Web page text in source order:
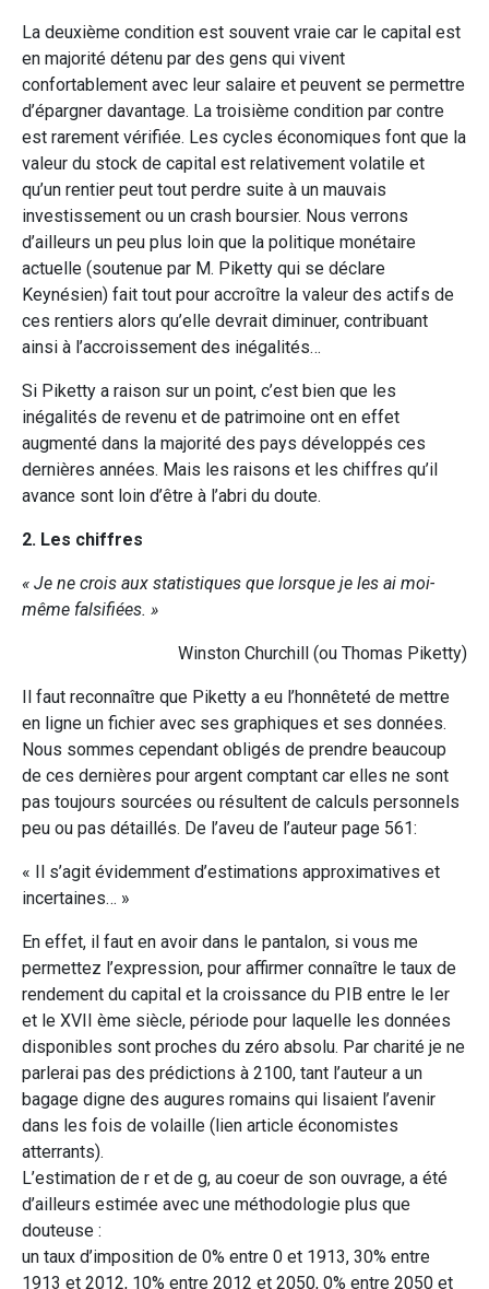
La deuxième condition est souvent vraie car le capital est
en majorité détenu par des gens qui vivent
confortablement avec leur salaire et peuvent se permettre
d’épargner davantage. La troisième condition par contre
est rarement vérifiée. Les cycles économiques font que la
valeur du stock de capital est relativement volatile et
qu’un rentier peut tout perdre suite à un mauvais
investissement ou un crash boursier. Nous verrons
d’ailleurs un peu plus loin que la politique monétaire
actuelle (soutenue par M. Piketty qui se déclare
Keynésien) fait tout pour accroître la valeur des actifs de
ces rentiers alors qu’elle devrait diminuer, contribuant
ainsi à l’accroissement des inégalités…
Si Piketty a raison sur un point, c’est bien que les
inégalités de revenu et de patrimoine ont en effet
augmenté dans la majorité des pays développés ces
dernières années. Mais les raisons et les chiffres qu’il
avance sont loin d’être à l’abri du doute.
2. Les chiffres
« Je ne crois aux statistiques que lorsque je les ai moi-
même falsifiées. »
Winston Churchill (ou Thomas Piketty)
Il faut reconnaître que Piketty a eu l’honnêteté de mettre
en ligne un fichier avec ses graphiques et ses données.
Nous sommes cependant obligés de prendre beaucoup
de ces dernières pour argent comptant car elles ne sont
pas toujours sourcées ou résultent de calculs personnels
peu ou pas détaillés. De l’aveu de l’auteur page 561:
« Il s’agit évidemment d’estimations approximatives et
incertaines… »
En effet, il faut en avoir dans le pantalon, si vous me
permettez l’expression, pour affirmer connaître le taux de
rendement du capital et la croissance du PIB entre le Ier
et le XVII ème siècle, période pour laquelle les données
disponibles sont proches du zéro absolu. Par charité je ne
parlerai pas des prédictions à 2100, tant l’auteur a un
bagage digne des augures romains qui lisaient l’avenir
dans les fois de volaille (lien article économistes
atterrants).
L’estimation de r et de g, au coeur de son ouvrage, a été
d’ailleurs estimée avec une méthodologie plus que
douteuse :
un taux d’imposition de 0% entre 0 et 1913, 30% entre
1913 et 2012, 10% entre 2012 et 2050, 0% entre 2050 et